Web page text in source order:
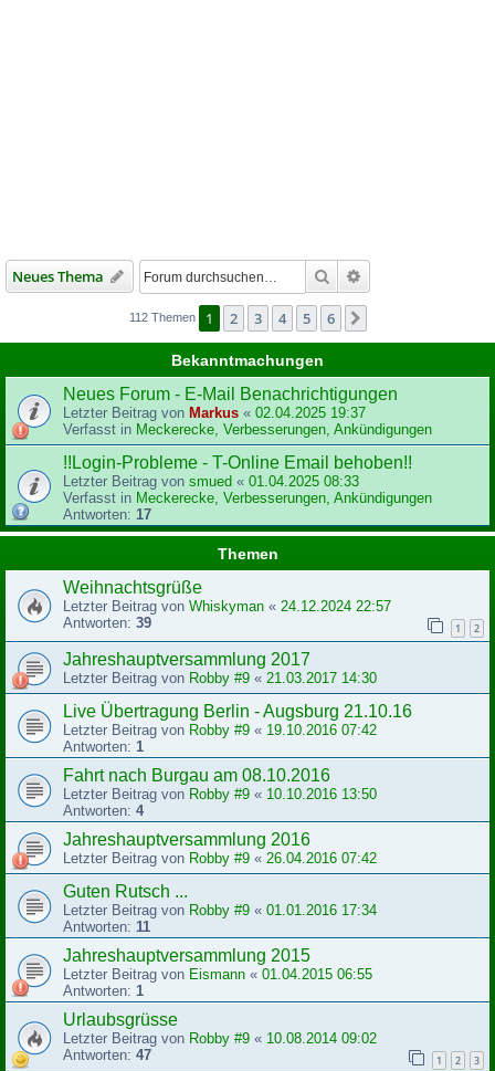
Neues Thema Suche
112 Themen 1 2 3 4 5 6
Bekanntmachungen
Neues Forum - E-Mail Benachrichtigungen
Letzter Beitrag von Markus « 02.04.2025 19:37
Verfasst in Meckerecke, Verbesserungen, Ankündigungen
!!Login-Probleme - T-Online Email behoben!!
Letzter Beitrag von smued « 01.04.2025 08:33
Verfasst in Meckerecke, Verbesserungen, Ankündigungen
Antworten: 17
Themen
Weihnachtsgrüße
Letzter Beitrag von Whiskyman « 24.12.2024 22:57
Antworten: 39 1 2
Jahreshauptversammlung 2017
Letzter Beitrag von Robby #9 « 21.03.2017 14:30
Live Übertragung Berlin - Augsburg 21.10.16
Letzter Beitrag von Robby #9 « 19.10.2016 07:42
Antworten: 1
Fahrt nach Burgau am 08.10.2016
Letzter Beitrag von Robby #9 « 10.10.2016 13:50
Antworten: 4
Jahreshauptversammlung 2016
Letzter Beitrag von Robby #9 « 26.04.2016 07:42
Guten Rutsch ...
Letzter Beitrag von Robby #9 « 01.01.2016 17:34
Antworten: 11
Jahreshauptversammlung 2015
Letzter Beitrag von Eismann « 01.04.2015 06:55
Antworten: 1
Urlaubsgrüsse
Letzter Beitrag von Robby #9 « 10.08.2014 09:02
Antworten: 47 1 2 3